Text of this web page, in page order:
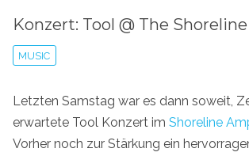
Konzert: Tool @ The Shoreline
MUSIC
Letzten Samstag war es dann soweit,
erwartete Tool Konzert im Shoreline
Vorher noch zur Stärkung ein